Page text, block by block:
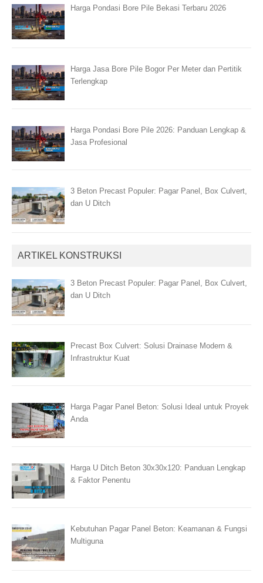
Harga Pondasi Bore Pile Bekasi Terbaru 2026
Harga Jasa Bore Pile Bogor Per Meter dan Pertitik
Terlengkap
Harga Pondasi Bore Pile 2026: Panduan Lengkap &
Jasa Profesional
3 Beton Precast Populer: Pagar Panel, Box Culvert,
dan U Ditch
ARTIKEL KONSTRUKSI
3 Beton Precast Populer: Pagar Panel, Box Culvert,
dan U Ditch
Precast Box Culvert: Solusi Drainase Modern &
Infrastruktur Kuat
Harga Pagar Panel Beton: Solusi Ideal untuk Proyek
Anda
Harga U Ditch Beton 30x30x120: Panduan Lengkap
& Faktor Penentu
Kebutuhan Pagar Panel Beton: Keamanan & Fungsi
Multiguna